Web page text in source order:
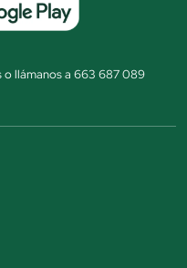
o llámanos a 663 687 089